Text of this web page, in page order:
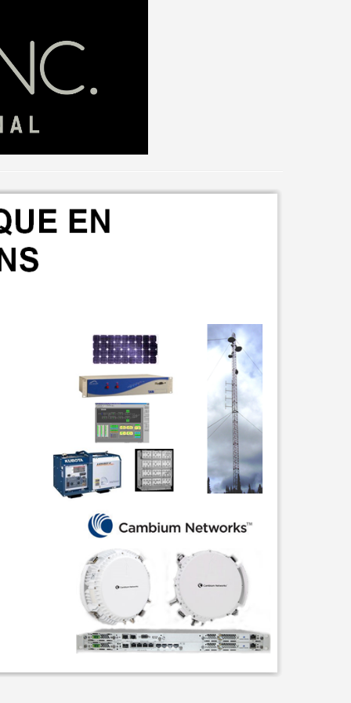
/ Sans-fils
qui se rapprochent de la fibre à moindre couts.
VOIR PLUS